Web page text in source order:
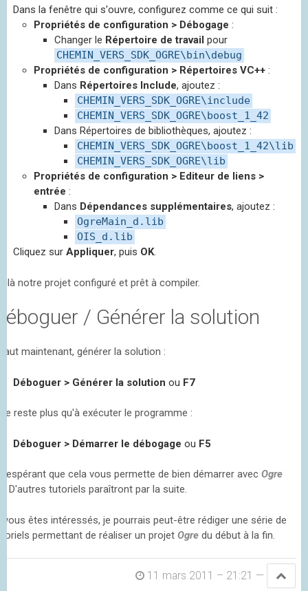
Dans la fenêtre qui s'ouvre, configurez comme ce qui suit :
Propriétés de configuration > Débogage :
Changer le Répertoire de travail pour
CHEMIN_VERS_SDK_OGRE\bin\debug
Propriétés de configuration > Répertoires VC++ :
Dans Répertoires Include, ajoutez :
CHEMIN_VERS_SDK_OGRE\include
CHEMIN_VERS_SDK_OGRE\boost_1_42
Dans Répertoires de bibliothèques, ajoutez :
CHEMIN_VERS_SDK_OGRE\boost_1_42\lib
CHEMIN_VERS_SDK_OGRE\lib
Propriétés de configuration > Editeur de liens >
entrée :
Dans Dépendances supplémentaires, ajoutez :
OgreMain_d.lib
OIS_d.lib
Cliquez surAppliquer, puis OK.
notre projet configuré et prêt à compiler.
/ Générer la solution
maintenant, générer la solution :
Déboguer > Générer la solution ou F7
reste plus qu'à exécuter le programme :
Déboguer > Démarrer le débogage ou F5
espérant que cela vous permette de bien démarrer avecOgre
. D'autres tutoriels paraîtront par la suite.
vous êtes intéressés, je pourrais peut-être rédiger une série de
permettant de réaliser un projetOgre du début à la fin.
11 mars 2011 – 21:21 —